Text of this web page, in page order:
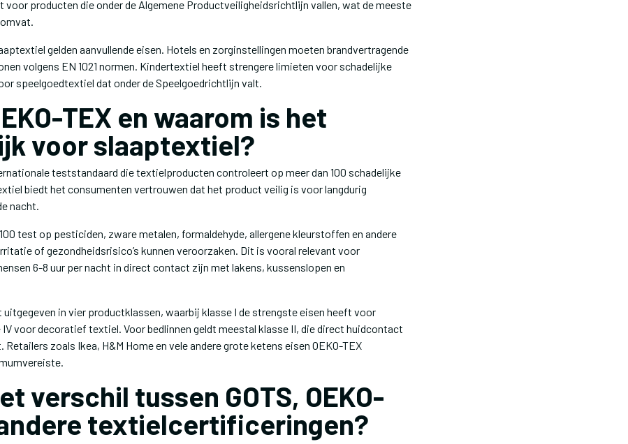
voor producten die onder de Algemene Productveiligheidsrichtlijn vallen, wat de meeste
gelden aanvullende eisen. Hotels en zorginstellingen moeten brandvertragende
volgens EN 1021 normen. Kindertextiel heeft strengere limieten voor schadelijke
speelgoedtextiel dat onder de Speelgoedrichtlijn valt.
TEX en waarom is het
voor slaaptextiel?
teststandaard die textielproducten controleert op meer dan 100 schadelijke
biedt het consumenten vertrouwen dat het product veilig is voor langdurig
nacht.
test op pesticiden, zware metalen, formaldehyde, allergene kleurstoffen en andere
of gezondheidsrisico’s kunnen veroorzaken. Dit is vooral relevant voor
6-8 uur per nacht in direct contact zijn met lakens, kussenslopen en
in vier productklassen, waarbij klasse I de strengste eisen heeft voor
voor decoratief textiel. Voor bedlinnen geldt meestal klasse II, die direct huidcontact
zoals Ikea, H&M Home en vele andere grote ketens eisen OEKO-TEX
verschil tussen GOTS, OEKO-
textielcertificeringen?